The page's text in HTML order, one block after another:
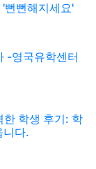
뻔뻔해지세요'
-영국유학센터
학생 후기: 학
니다.